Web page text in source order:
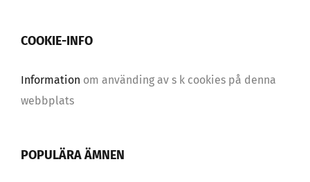
COOKIE-INFO
Information om använding av s k cookies på denna
webbplats
POPULÄRA ÄMNEN